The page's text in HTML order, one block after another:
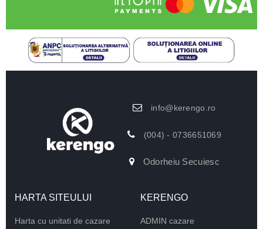
info@kerengo.ro
(004) - 0736651069
Odorheiu Secuiesc
HARTA SITEULUI
Harta cu unitati de cazare
KERENGO
ADMIN cazare